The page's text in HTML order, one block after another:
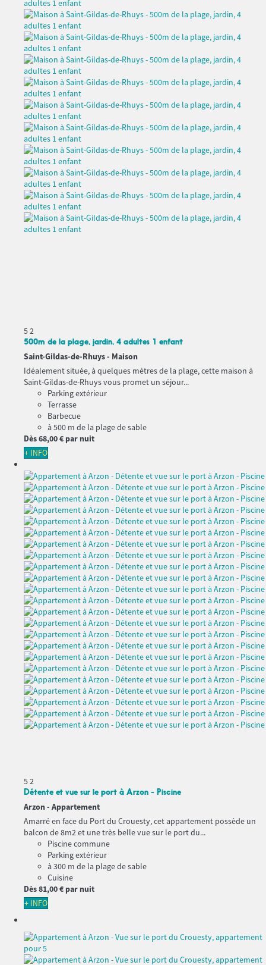
52
500m de la plage, jardin, 4 adultes 1 enfant
Saint-Gildas-de-Rhuys - Maison
Idéalement située, à quelques mètres de la plage, cette maison à
Saint-Gildas-de-Rhuys vous promet un séjour...
Parking extérieur
Terrasse
Barbecue
à 500 m de la plage de sable
Dès68,00 € par nuit
+ INFO
52
Détente et vue sur le port à Arzon - Piscine
Arzon - Appartement
Amarré en face du Port du Crouesty, cet appartement possède un
balcon de 8m2 et une très belle vue sur le port du...
Piscine commune
Parking extérieur
à 300 m de la plage de sable
Cuisine
Dès81,00 € par nuit
+ INFO